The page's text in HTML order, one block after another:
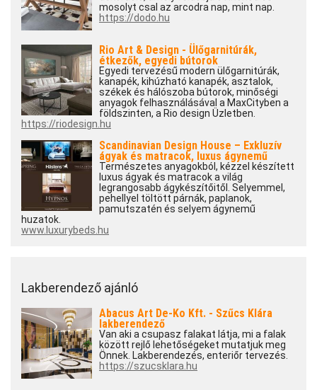
mosolyt csal az arcodra nap, mint nap.
https://dodo.hu
Rio Art & Design - Ülőgarnitúrák,
étkezők, egyedi bútorok
Egyedi tervezésű modern ülőgarnitúrák,
kanapék, kihúzható kanapék, asztalok,
székek és hálószoba bútorok, minőségi
anyagok felhasználásával a MaxCityben a
földszinten, a Rio design Üzletben.
https://riodesign.hu
Scandinavian Design House – Exkluzív
ágyak és matracok, luxus ágynemű
Természetes anyagokból, kézzel készített
luxus ágyak és matracok a világ
legrangosabb ágykészítőitől. Selyemmel,
pehellyel töltött párnák, paplanok,
pamutszatén és selyem ágynemű
huzatok.
www.luxurybeds.hu
Lakberendező ajánló
Abacus Art De-Ko Kft. - Szűcs Klára
lakberendező
Van aki a csupasz falakat látja, mi a falak
között rejlő lehetőségeket mutatjuk meg
Önnek. Lakberendezés, enteriőr tervezés.
https://szucsklara.hu